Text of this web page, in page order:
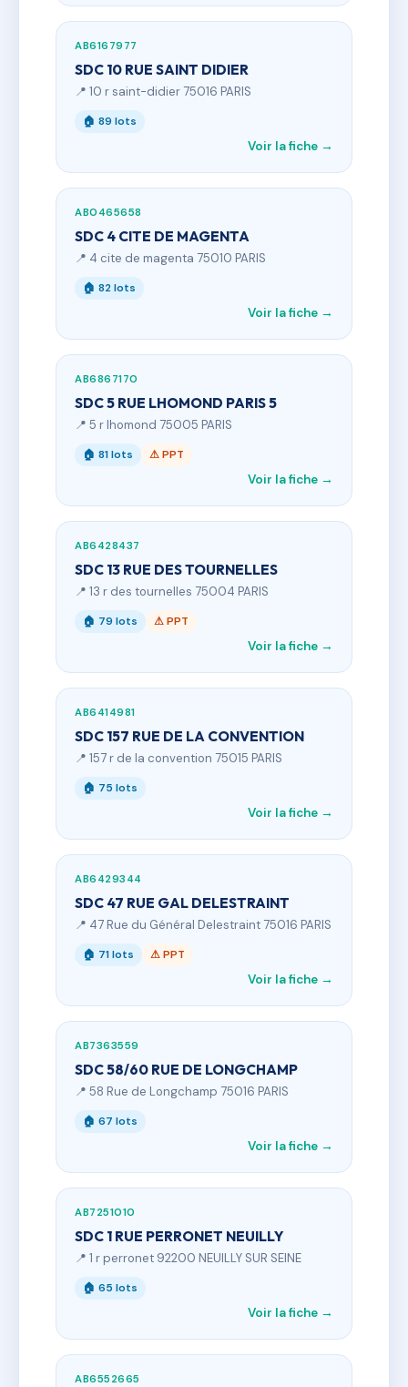
AB6167977
SDC 10 RUE SAINT DIDIER
📍 10 r saint-didier 75016 PARIS
🏠 89 lots
Voir la fiche →
AB0465658
SDC 4 CITE DE MAGENTA
📍 4 cite de magenta 75010 PARIS
🏠 82 lots
Voir la fiche →
AB6867170
SDC 5 RUE LHOMOND PARIS 5
📍 5 r lhomond 75005 PARIS
🏠 81 lots ⚠ PPT
Voir la fiche →
AB6428437
SDC 13 RUE DES TOURNELLES
📍 13 r des tournelles 75004 PARIS
🏠 79 lots ⚠ PPT
Voir la fiche →
AB6414981
SDC 157 RUE DE LA CONVENTION
📍 157 r de la convention 75015 PARIS
🏠 75 lots
Voir la fiche →
AB6429344
SDC 47 RUE GAL DELESTRAINT
📍 47 Rue du Général Delestraint 75016 PARIS
🏠 71 lots ⚠ PPT
Voir la fiche →
AB7363559
SDC 58/60 RUE DE LONGCHAMP
📍 58 Rue de Longchamp 75016 PARIS
🏠 67 lots
Voir la fiche →
AB7251010
SDC 1 RUE PERRONET NEUILLY
📍 1 r perronet 92200 NEUILLY SUR SEINE
🏠 65 lots
Voir la fiche →
AB6552665